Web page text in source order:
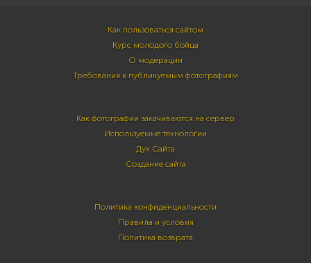
Как пользоваться сайтом
Курс молодого бойца
О модерации
Требования к публикуемым фотографиям
Как фотографии закачиваются на сервер
Используемые технологии
Дух Сайта
Создание сайта
Политика конфиденциальности
Правила и условия
Политика возврата